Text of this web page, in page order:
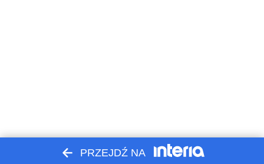
PRZEJDŹ NA